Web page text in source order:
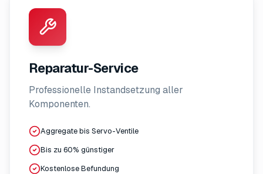
Reparatur-Service
Professionelle Instandsetzung aller
Komponenten.
Aggregate bis Servo-Ventile
Bis zu 60% günstiger
Kostenlose Befundung